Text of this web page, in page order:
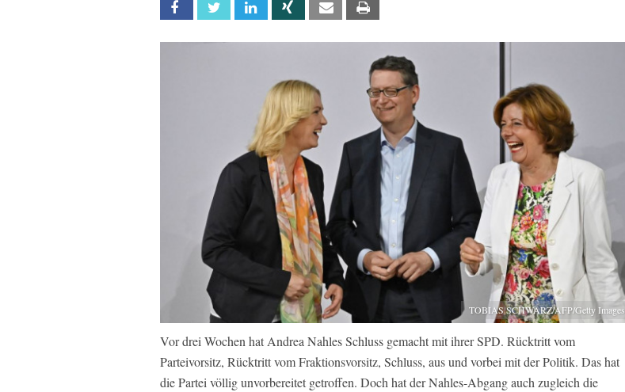
Facebook Twitter Linkedin Xing Email
TOBIAS SCHWARZ/AFP/Getty Images
Vor drei Wochen hat Andrea Nahles Schluss gemacht mit ihrer SPD. Rücktritt vom
Parteivorsitz, Rücktritt vom Fraktionsvorsitz, Schluss, aus und vorbei mit der Politik. Das hat
die Partei völlig unvorbereitet getroffen. Doch hat der Nahles-Abgang auch zugleich die